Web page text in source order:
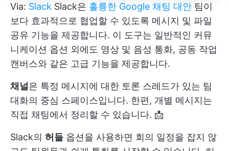
Via: Slack Slack은 훌륭한 Google 채팅 대안 팀이
보다 효과적으로 협업할 수 있도록 메시지 및 파일
공유 기능을 제공합니다. 이 도구는 일반적인 커뮤
니케이션 옵션 외에도 영상 및 음성 통화, 공동 작업
캔버스와 같은 고급 기능을 제공합니다.
채널 은 특정 메시지에 대한 토론 스레드가 있는 팀
대화의 중심 스페이스입니다. 한편, 개별 메시지는
직접 채팅에서 정리할 수 있습니다. 📩
Slack의 허들 옵션을 사용하면 회의 일정을 잡지 않